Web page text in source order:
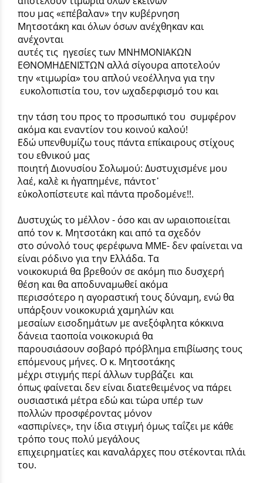
που μας «επέβαλαν» την κυβέρνηση
Μητσοτάκη και όλων όσων ανέχθηκαν και
ανέχονται
αυτές τις ηγεσίες των ΜΝΗΜΟΝΙΑΚΩΝ
ΕΘΝΟΜΗΔΕΝΙΣΤΩΝ αλλά σίγουρα αποτελούν
την «τιμωρία» του απλού νεοέλληνα για την
ευκολοπιστία του, τον ωχαδερφισμό του και
την τάση του προς το προσωπικό του συμφέρον
ακόμα και εναντίον του κοινού καλού!
Εδώ υπενθυμίζω τους πάντα επίκαιρους στίχους
του εθνικού μας
ποιητή Διονυσίου Σολωμού: Δυστυχισμένε μου
λαέ, καλὲ κι ἠγαπημένε, πάντοτ᾿
εὐκολοπίστευτε καὶ πάντα προδομένε!!.
Δυστυχώς το μέλλον - όσο και αν ωραιοποιείται
από τον κ. Μητσοτάκη και από τα σχεδόν
στο σύνολό τους φερέφωνα ΜΜΕ- δεν φαίνεται να
είναι ρόδινο για την Ελλάδα. Τα
νοικοκυριά θα βρεθούν σε ακόμη πιο δυσχερή
θέση και θα αποδυναμωθεί ακόμα
περισσότερο η αγοραστική τους δύναμη, ενώ θα
υπάρξουν νοικοκυριά χαμηλών και
μεσαίων εισοδημάτων με ανεξόφλητα κόκκινα
δάνεια ταοποία νοικοκυριά θα
παρουσιάσουν σοβαρό πρόβλημα επιβίωσης τους
επόμενους μήνες. Ο κ. Μητσοτάκης
μέχρι στιγμής περί άλλων τυρβάζει και
όπως φαίνεται δεν είναι διατεθειμένος να πάρει
ουσιαστικά μέτρα εδώ και τώρα υπέρ των
πολλών προσφέροντας μόνον
«ασπιρίνες», την ίδια στιγμή όμως ταΐζει με κάθε
τρόπο τους πολύ μεγάλους
επιχειρηματίες και καναλάρχες που στέκονται πλάι
του.